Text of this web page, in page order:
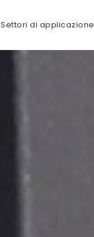
Settori di applicazione